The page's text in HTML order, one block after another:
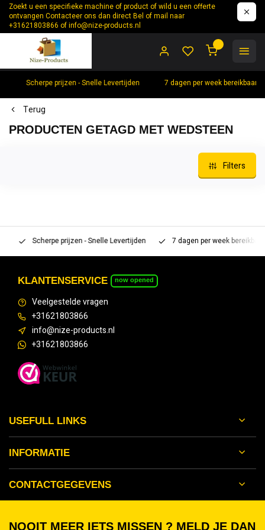
Zoekt u een specifieke machine of product of wild u een offerte
ontvangen Contacteer ons dan direct Bel of mail naar
+31621803866 ofinfo@nize-products.nl
Scherpe prijzen - Snelle Levertijden 7 dagen per week bereikbaar
Terug
PRODUCTEN GETAGD MET WEDSTEEN
Filters
Scherpe prijzen - Snelle Levertijden 7 dagen per week bereikbaar
KLANTENSERVICE now opened
Veelgestelde vragen
+31621803866
info@nize-products.nl
+31621803866
USEFULL LINKS
INFORMATIE
CONTACTGEGEVENS
NOOIT MEER IETS MISSEN ? MELD JE DAN